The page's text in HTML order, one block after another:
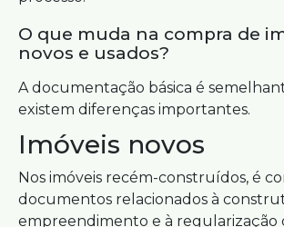
O que muda na compra de
novos e usados?
A documentação básica é
existem diferenças importantes.
Imóveis novos
Nos imóveis recém-construídos, é
documentos relacionados à
empreendimento e à regularização